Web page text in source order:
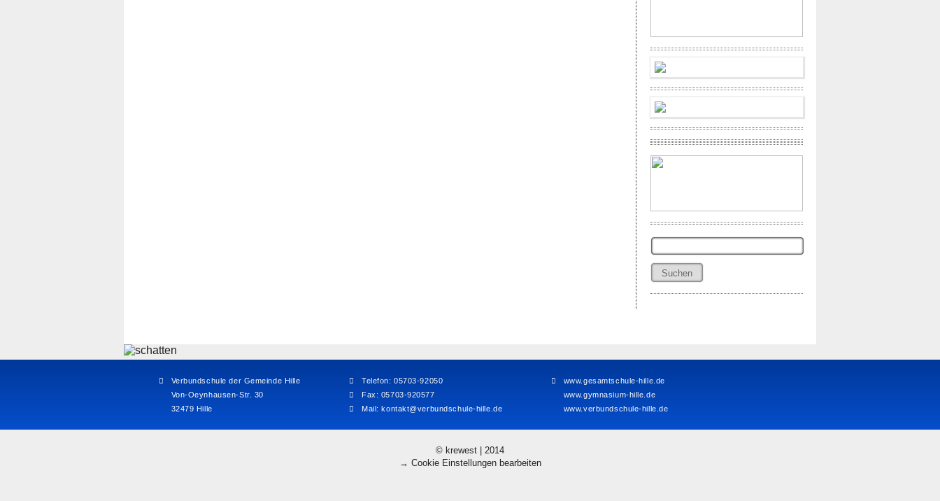
Suchen
Verbundschule der Gemeinde Hille
Von-Oeynhausen-Str. 30
32479 Hille
Telefon: 05703-92050
Fax: 05703-920577
Mail:kontakt@verbundschule-hille.de
www.gesamtschule-hille.de
www.gymnasium-hille.de
www.verbundschule-hille.de
© krewest | 2014
→ Cookie Einstellungen bearbeiten